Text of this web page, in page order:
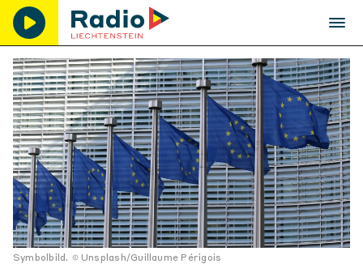
Symbolbild. Unsplash/Guillaume Périgois